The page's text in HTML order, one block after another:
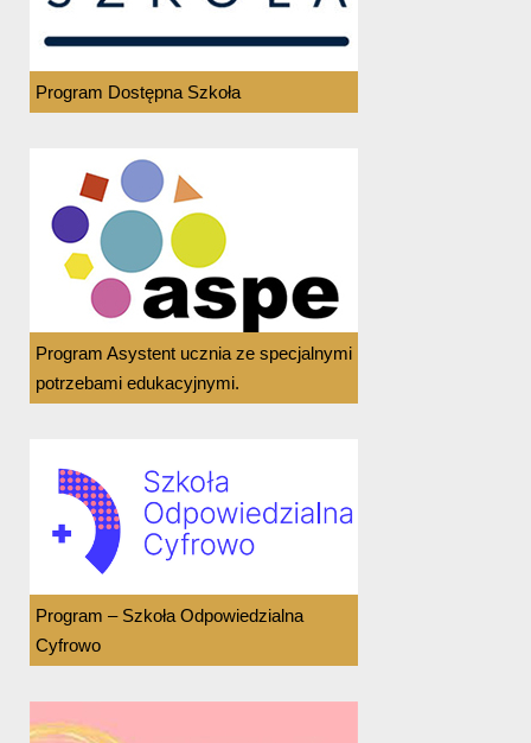
Program Dostępna Szkoła
Program Asystent ucznia ze specjalnymi
potrzebami edukacyjnymi.
Program – Szkoła Odpowiedzialna
Cyfrowo